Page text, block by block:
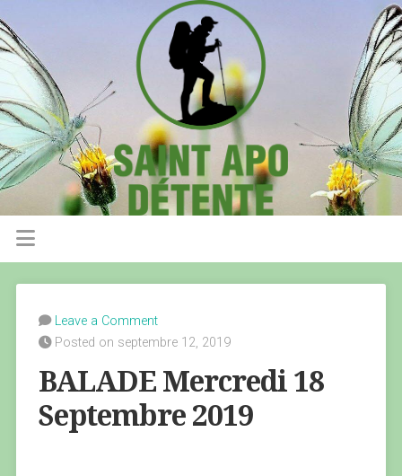
Leave a Comment
Posted on septembre 12, 2019
BALADE Mercredi 18
Septembre 2019